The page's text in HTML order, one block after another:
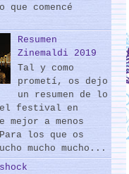
que comencé
Resumen
Zinemaldi 2019
Tal y como
prometí, os dejo
un resumen de lo
festival en
mejor a menos
los que os
mucho mucho...